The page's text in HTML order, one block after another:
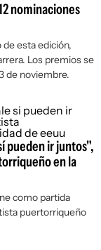
nominaciones
esta edición,
Los premios se
de noviembre.
pueden ir juntos",
en la
como partida
puertorriqueño